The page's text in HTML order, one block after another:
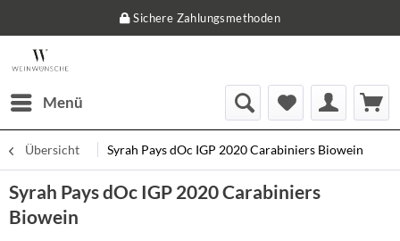
Sichere Zahlungsmethoden
Menü
Übersicht Syrah Pays dOc IGP 2020 Carabiniers Biowein
Syrah Pays dOc IGP 2020 Carabiniers
Biowein